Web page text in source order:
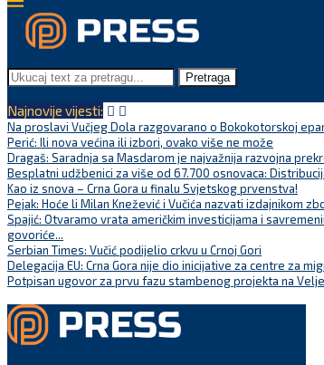
Pretraga
Najnovije vijesti:
Na proslavi Vučjeg Dola razgovarano o Bokokotorskoj
Perić: Ili nova većina ili izbori, ovako više ne može
Dragaš: Saradnja sa Masdarom je najvažnija razvojna
Besplatni udžbenici za više od 67.700 osnovaca:
Kao iz snova – Crna Gora u finalu Svjetskog prvenstva!
Pejak: Hoće li Milan Knežević i Vučića nazvati izdajnikom
Spajić: Otvaramo vrata američkim investicijama i
govoriće...
Serbian Times: Vučić podijelio crkvu u Crnoj Gori
Delegacija EU: Crna Gora nije dio inicijative za centre za
Potpisan ugovor za prvu fazu stambenog projekta na